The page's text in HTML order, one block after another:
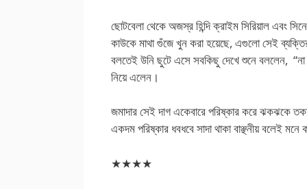
ছোটবেলা থেকে অজস্র হিন্দি ক্রাইম সিরিয়াল এবং
কাউকে মাথা গুঁজে খুন করা হয়েছে, এগুলো সেই
বলতেই উনি ছুটে এসে সবকিছু দেখে শুনে বললেন,
নিয়ে এলেন।
জমাদার সেই দাগ একেবারে পরিষ্কার করে ঝকঝকে
একদম পরিষ্কার ধবধবে সাদা থাকা বাঞ্ছনীয় বলেই
★★★★